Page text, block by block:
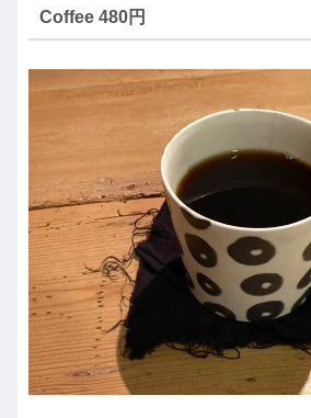
Coffee 480円